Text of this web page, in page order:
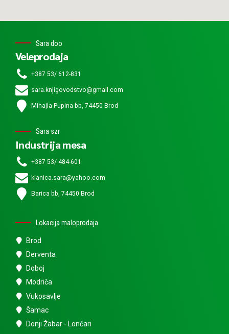
Sara doo
Veleprodaja
+387 53/ 612-831
sara.knjigovodstvo@gmail.com
Mihajla Pupina bb, 74450 Brod
Sara szr
Industrija mesa
+387 53/ 484-601
klanica.sara@yahoo.com
Barica bb, 74450 Brod
Lokacija maloprodaja
Brod
Derventa
Doboj
Modriča
Vukosavlje
Šamac
Donji Žabar - Lončari